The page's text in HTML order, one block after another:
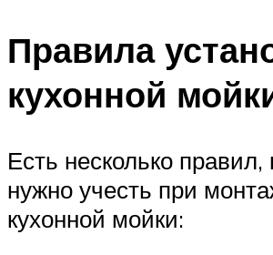
Правила
кухонной
Есть несколько правил,
нужно учесть при
кухонной мойки: